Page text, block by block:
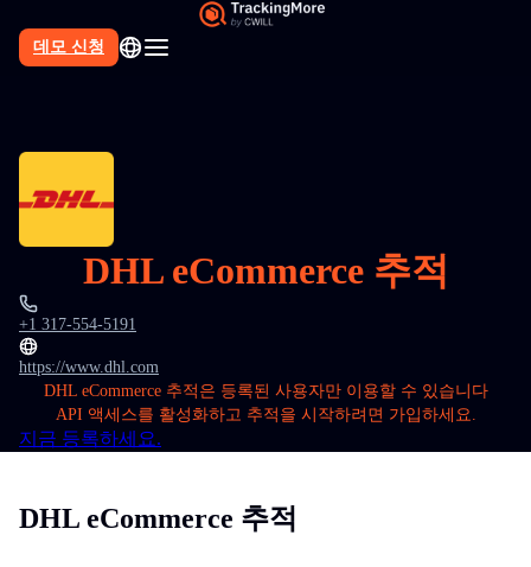
데모 신청
DHL eCommerce 추적
+1 317-554-5191
https://www.dhl.com
DHL eCommerce 추적은 등록된 사용자만 이용할 수 있습니다
API 액세스를 활성화하고 추적을 시작하려면 가입하세요.
지금 등록하세요.
DHL eCommerce 추적